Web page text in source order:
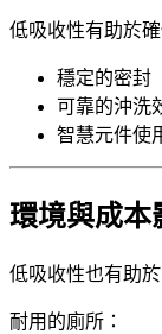
低吸收性有助於確
穩定的密封
可靠的沖洗
智慧元件使
環境與成本
低吸收性也有助
耐用的廁所：